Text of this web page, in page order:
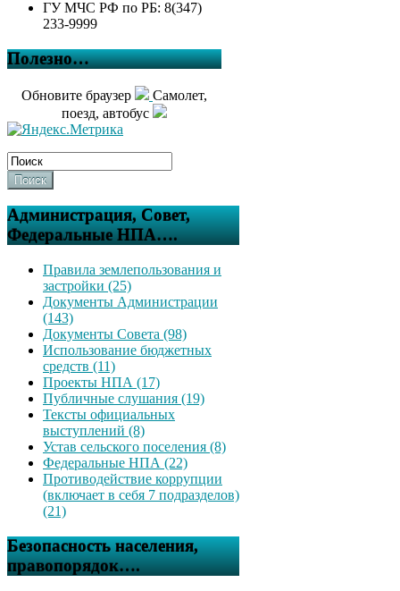
ГУ МЧС РФ по РБ: 8(347)
233-9999
Полезно…
Обновите браузер
Самолет,
поезд, автобус
Поиск
Администрация, Совет,
Федеральные НПА….
Правила землепользования и
застройки (25)
Документы Администрации
(143)
Документы Совета (98)
Использование бюджетных
средств (11)
Проекты НПА (17)
Публичные слушания (19)
Тексты официальных
выступлений (8)
Устав сельского поселения (8)
Федеральные НПА (22)
Противодействие коррупции
(включает в себя 7 подразделов)
(21)
Безопасность населения,
правопорядок….